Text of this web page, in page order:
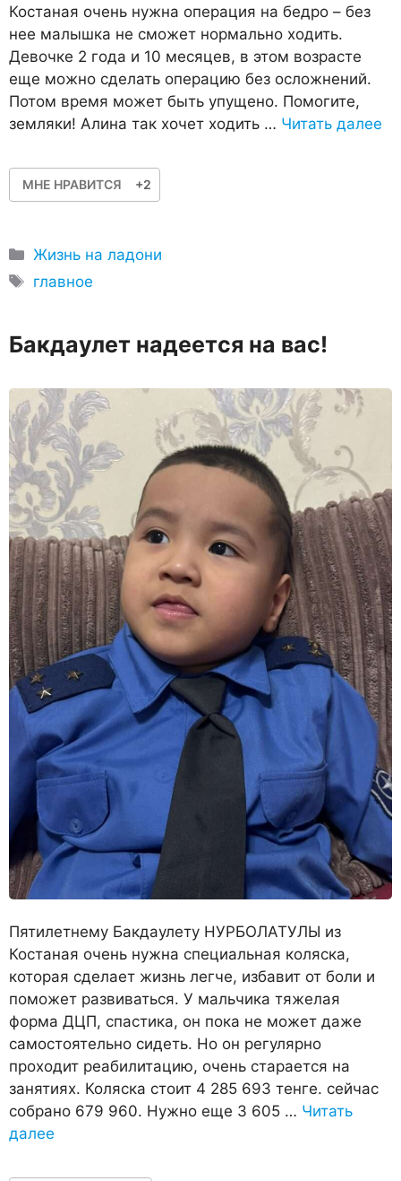
Костаная очень нужна операция на бедро – без
нее малышка не сможет нормально ходить.
Девочке 2 года и 10 месяцев, в этом возрасте
еще можно сделать операцию без осложнений.
Потом время может быть упущено. Помогите,
земляки! Алина так хочет ходить … Читать далее
МНЕ НРАВИТСЯ +2
Рубрики
Жизнь на ладони
Метки
главное
Бакдаулет надеется на вас!
Пятилетнему Бакдаулету НУРБОЛАТУЛЫ из
Костаная очень нужна специальная коляска,
которая сделает жизнь легче, избавит от боли и
поможет развиваться. У мальчика тяжелая
форма ДЦП, спастика, он пока не может даже
самостоятельно сидеть. Но он регулярно
проходит реабилитацию, очень старается на
занятиях. Коляска стоит 4 285 693 тенге. сейчас
собрано 679 960. Нужно еще 3 605 … Читать
далее